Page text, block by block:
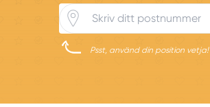
Psst, använd din position vetja!